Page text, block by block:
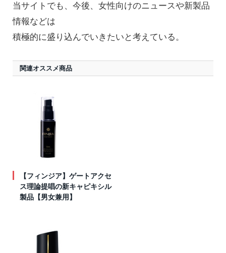
当サイトでも、今後、女性向けのニュースや新製品
情報などは
積極的に盛り込んでいきたいと考えている。
関連オススメ商品
【フィンジア】ゲートアクセ
ス理論提唱の新キャピキシル
製品【男女兼用】